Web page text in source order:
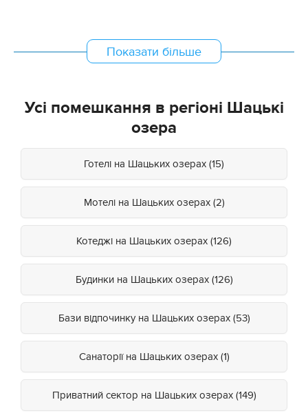
Показати більше
Усі помешкання в регіоні Шацькі
озера
Готелі на Шацьких озерах (15)
Мотелі на Шацьких озерах (2)
Котеджі на Шацьких озерах (126)
Будинки на Шацьких озерах (126)
Бази відпочинку на Шацьких озерах (53)
Санаторії на Шацьких озерах (1)
Приватний сектор на Шацьких озерах (149)